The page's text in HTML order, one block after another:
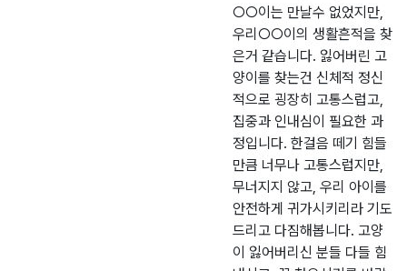
○○이는 만날수 없었지만,
우리○○이의 생활흔적을 찾
은거 같습니다. 잃어버린 고
양이를 찾는건 신체적 정신
적으로 굉장히 고통스럽고,
집중과 인내심이 필요한 과
정입니다. 한걸음 떼기 힘들
만큼 너무나 고통스럽지만,
무너지지 않고, 우리 아이를
안전하게 귀가시키리라 기도
드리고 다짐해봅니다. 고양
이 잃어버리신 분들 다들 힘